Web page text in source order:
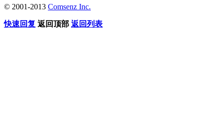
© 2001-2013 Comsenz Inc.
快速回复 返回顶部 返回列表